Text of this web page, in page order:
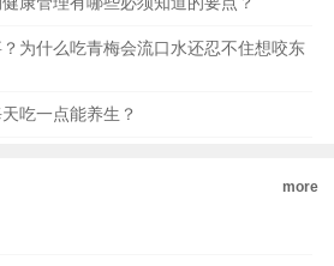
为什么吃青梅会流口水还忍不住想咬东
吃一点能养生？
more